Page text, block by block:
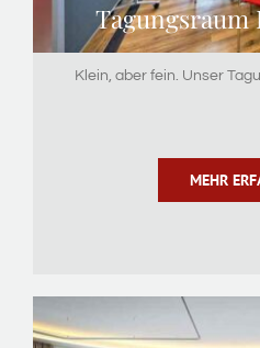
Tagungsraum
Klein, aber fein. Unser
MEHR